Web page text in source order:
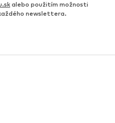
alebo použitím možnosti
newslettera.